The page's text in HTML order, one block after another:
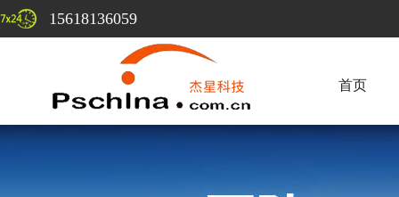
15618136059
首页